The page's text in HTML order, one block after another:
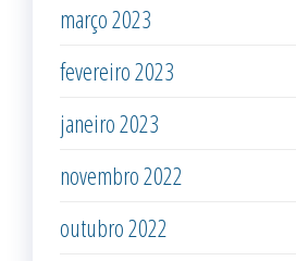
março 2023
fevereiro 2023
janeiro 2023
novembro 2022
outubro 2022